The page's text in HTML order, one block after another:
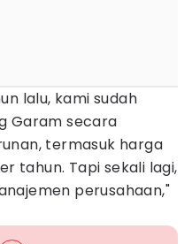
lalu, kami sudah
Garam secara
termasuk harga
tahun. Tapi sekali lagi,
perusahaan,"